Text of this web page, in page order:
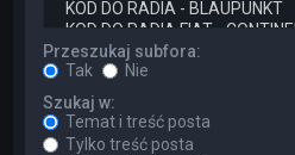
Przeszukaj subfora:
Tak
Nie
Szukaj w:
Temat i treść posta
Tylko treść posta